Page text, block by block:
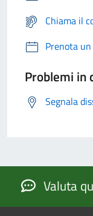
Chiama il
Prenota
Problemi in
Segnala
Valuta